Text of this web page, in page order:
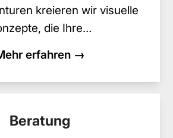
kreieren wir visuelle
die Ihre…
erfahren →
Beratung